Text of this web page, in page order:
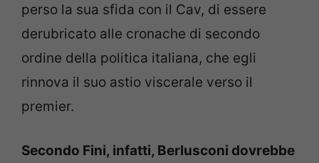
perso la sua sfida con il Cav, di essere
derubricato alle cronache di secondo
ordine della politica italiana, che egli
rinnova il suo astio viscerale verso il
premier.
Secondo Fini, infatti, Berlusconi dovrebbe